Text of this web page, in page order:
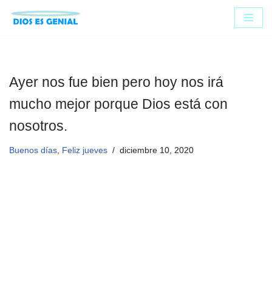
Ayer nos fue bien pero hoy nos irá
mucho mejor porque Dios está con
nosotros.
Buenos días, Feliz jueves diciembre 10, 2020